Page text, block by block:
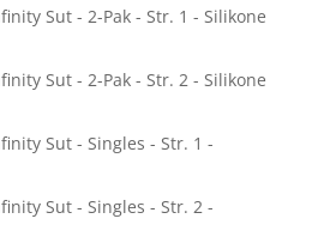
Sut - 2-Pak - Str. 1 - Silikone
Sut - 2-Pak - Str. 2 - Silikone
Sut - Singles - Str. 1 -
Sut - Singles - Str. 2 -